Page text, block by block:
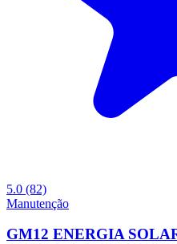
5.0 (82)
Manutenção
GM12 ENERGIA